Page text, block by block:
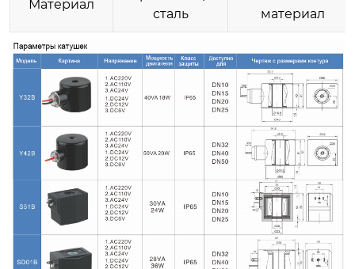
Материал
сталь
материал